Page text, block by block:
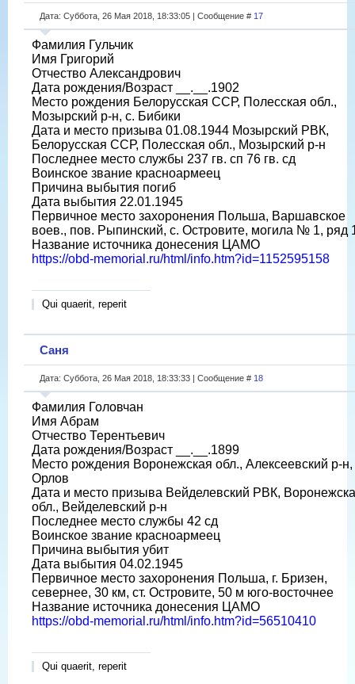
Дата: Суббота, 26 Мая 2018, 18:33:05 | Сообщение # 17
Фамилия Гульчик
Имя Григорий
Отчество Александрович
Дата рождения/Возраст __.__.1902
Место рождения Белорусская ССР, Полесская обл.,
Мозырский р-н, с. Бибики
Дата и место призыва 01.08.1944 Мозырский РВК,
Белорусская ССР, Полесская обл., Мозырский р-н
Последнее место службы 237 гв. сп 76 гв. сд
Воинское звание красноармеец
Причина выбытия погиб
Дата выбытия 22.01.1945
Первичное место захоронения Польша, Варшавское
воев., пов. Рыпинский, с. Островите, могила № 1, ряд
Название источника донесения ЦАМО
https://obd-memorial.ru/html/info.htm?id=1152595158
Qui quaerit, reperit
Саня
Дата: Суббота, 26 Мая 2018, 18:33:33 | Сообщение # 18
Фамилия Головчан
Имя Абрам
Отчество Терентьевич
Дата рождения/Возраст __.__.1899
Место рождения Воронежская обл., Алексеевский р-н,
Орлов
Дата и место призыва Вейделевский РВК,
обл., Вейделевский р-н
Последнее место службы 42 сд
Воинское звание красноармеец
Причина выбытия убит
Дата выбытия 04.02.1945
Первичное место захоронения Польша, г. Бризен,
севернее, 30 км, ст. Островите, 50 м юго-восточнее
Название источника донесения ЦАМО
https://obd-memorial.ru/html/info.htm?id=56510410
Qui quaerit, reperit